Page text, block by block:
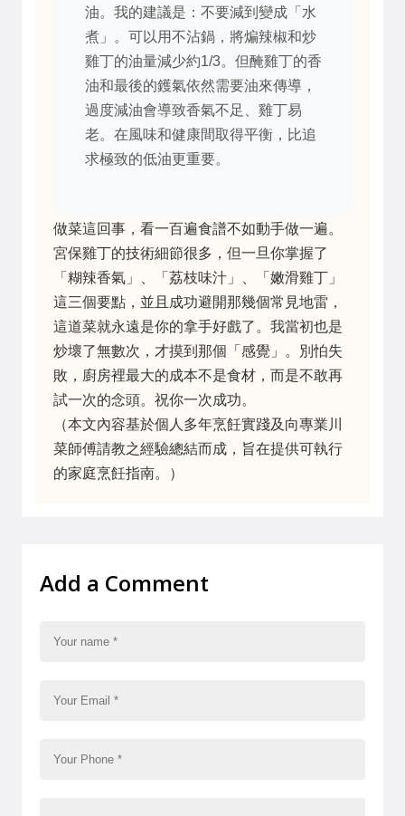
油。我的建議是：不要減到變成「水
煮」。可以用不沾鍋，將煸辣椒和炒
雞丁的油量減少約1/3。但醃雞丁的香
油和最後的鑊氣依然需要油來傳導，
過度減油會導致香氣不足、雞丁易
老。在風味和健康間取得平衡，比追
求極致的低油更重要。
做菜這回事，看一百遍食譜不如動手做一遍。
宮保雞丁的技術細節很多，但一旦你掌握了
「糊辣香氣」、「荔枝味汁」、「嫩滑雞丁」
這三個要點，並且成功避開那幾個常見地雷，
這道菜就永遠是你的拿手好戲了。我當初也是
炒壞了無數次，才摸到那個「感覺」。別怕失
敗，廚房裡最大的成本不是食材，而是不敢再
試一次的念頭。祝你一次成功。
（本文內容基於個人多年烹飪實踐及向專業川
菜師傅請教之經驗總結而成，旨在提供可執行
的家庭烹飪指南。）
Add a Comment